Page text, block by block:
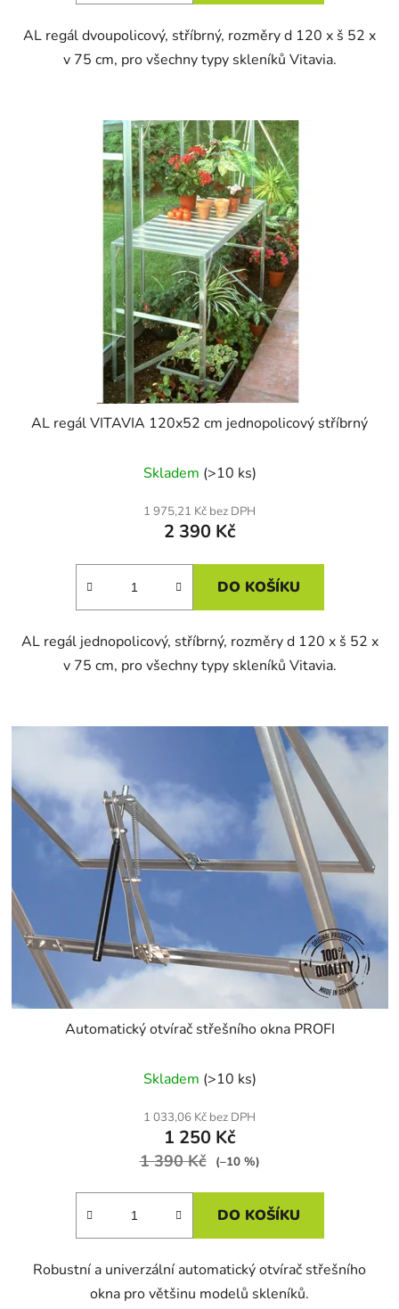
AL regál dvoupolicový, stříbrný, rozměry d 120 x š 52 x
v 75 cm, pro všechny typy skleníků Vitavia.
AL regál VITAVIA 120x52 cm jednopolicový stříbrný
Skladem (>10 ks)
1 975,21 Kč bez DPH
2 390 Kč
DO KOŠÍKU
AL regál jednopolicový, stříbrný, rozměry d 120 x š 52 x
v 75 cm, pro všechny typy skleníků Vitavia.
Automatický otvírač střešního okna PROFI
Skladem (>10 ks)
1 033,06 Kč bez DPH
1 250 Kč
1 390 Kč (–10 %)
DO KOŠÍKU
Robustní a univerzální automatický otvírač střešního
okna pro většinu modelů skleníků.